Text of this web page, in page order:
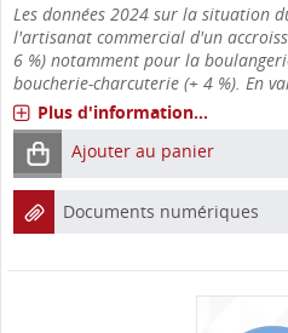
Les données 2024 sur la situation
l'artisanat commercial d'un
6 %) notamment pour la
boucherie-charcuterie (+ 4 %). En
Plus d'information...
Ajouter au panier
Documents numériques